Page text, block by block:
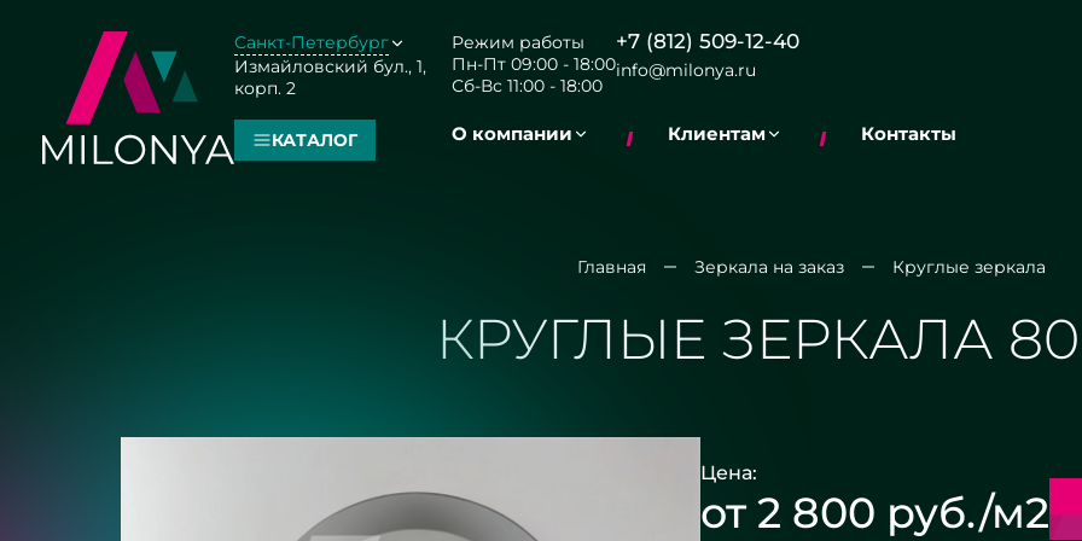
Санкт-Петербург
Измайловский бул., 1,
корп. 2
Режим работы
Пн-Пт 09:00 - 18:00
Сб-Вс 11:00 - 18:00
+7 (812) 509-12-40
info@milonya.ru
КАТАЛОГ О компании Клиентам Контакты
Главная Зеркала на заказ Круглые зеркала
КРУГЛЫЕ ЗЕРКАЛА
Цена:
от 2 800 руб./м2